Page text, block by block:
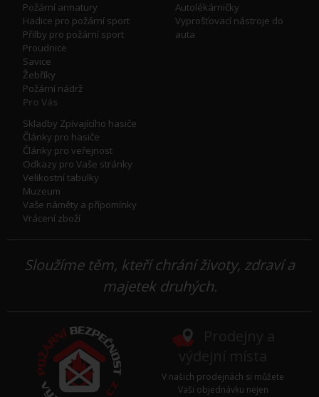
Požární armatury
Hadice pro požární sport
Přilby pro požární sport
Proudnice
Savice
Žebříky
Požární nádrž
Autolékárničky
Vyprošťovací nástroje do
auta
Pro Vás
Skladby Zpívajícího hasiče
Články pro hasiče
Články pro veřejnost
Odkazy pro Vaše stránky
Velikostní tabulky
Muzeum
Vaše náměty a přípomínky
Vrácení zboží
Sloužíme těm, kteří chrání životy, zdraví a
majetek druhých.
V našich prodejnách si můžete
Vaši objednávku nejen